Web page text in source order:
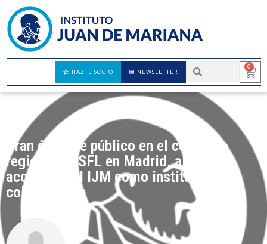
0
NEWSLETTER
HAZTE SOCIO
Gran éxito de público en el congreso
regional de SFL en Madrid, al que
acompañó el IJM como institución
colaboradora